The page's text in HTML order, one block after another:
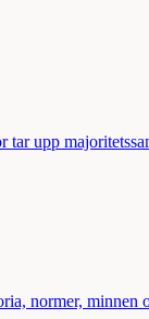
tar upp
normer,